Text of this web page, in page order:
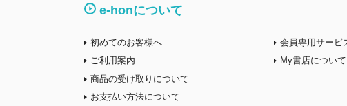
e-honについて
初めてのお客様へ
ご利用案内
商品の受け取りについて
お支払い方法について
会員専用サービ
My書店について